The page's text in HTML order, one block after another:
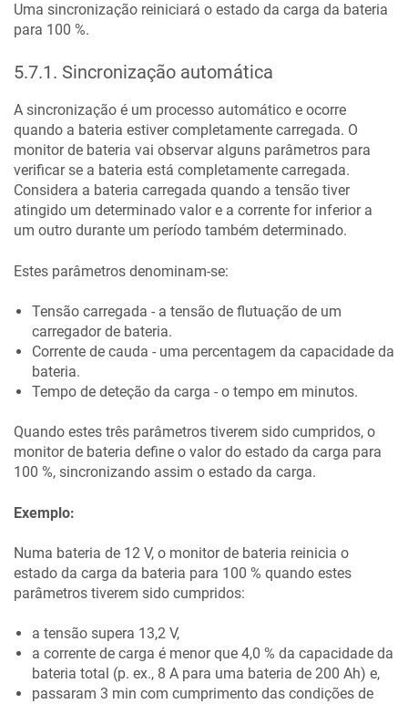
Uma sincronização reiniciará o estado da carga da bateria
para 100 %.
5.7.1 . Sincronização automática
A sincronização é um processo automático e ocorre
quando a bateria estiver completamente carregada. O
monitor de bateria vai observar alguns parâmetros para
verificar se a bateria está completamente carregada.
Considera a bateria carregada quando a tensão tiver
atingido um determinado valor e a corrente for inferior a
um outro durante um período também determinado.
Estes parâmetros denominam-se:
Tensão carregada - a tensão de flutuação de um
carregador de bateria.
Corrente de cauda - uma percentagem da capacidade da
bateria.
Tempo de deteção da carga - o tempo em minutos.
Quando estes três parâmetros tiverem sido cumpridos, o
monitor de bateria define o valor do estado da carga para
100 %, sincronizando assim o estado da carga.
Exemplo:
Numa bateria de 12 V, o monitor de bateria reinicia o
estado da carga da bateria para 100 % quando estes
parâmetros tiverem sido cumpridos:
a tensão supera 13,2 V,
a corrente de carga é menor que 4,0 % da capacidade da
bateria total (p. ex., 8 A para uma bateria de 200 Ah) e,
passaram 3 min com cumprimento das condições de